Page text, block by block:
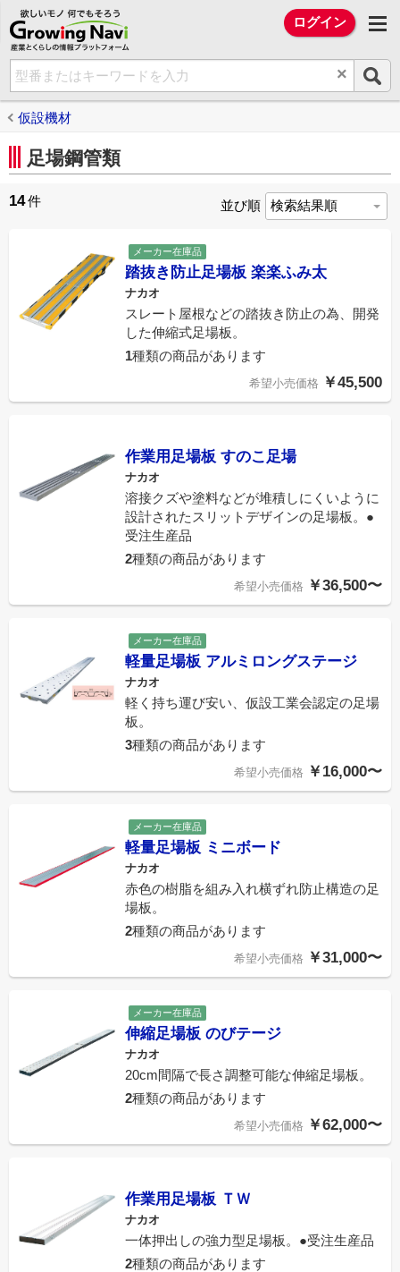
欲しいモノ 何でもそろう Growing Navi（
ログイン
×
仮設機材
足場鋼管類
14件 並び順
メーカー在庫品
踏抜き防止足場板 楽楽ふみ太
ナカオ
スレート屋根などの踏抜き防止の為、開発
した伸縮式足場板。
1種類の商品があります
希望小売価格 ￥45,500
作業用足場板 すのこ足場
ナカオ
溶接クズや塗料などが堆積しにくいように
設計されたスリットデザインの足場板。●
受注生産品
2種類の商品があります
希望小売価格 ￥36,500〜
メーカー在庫品
軽量足場板 アルミロングステージ
ナカオ
軽く持ち運び安い、仮設工業会認定の足場
板。
3種類の商品があります
希望小売価格 ￥16,000〜
メーカー在庫品
軽量足場板 ミニボード
ナカオ
赤色の樹脂を組み入れ横ずれ防止構造の足
場板。
2種類の商品があります
希望小売価格 ￥31,000〜
メーカー在庫品
伸縮足場板 のびテージ
ナカオ
20cm間隔で長さ調整可能な伸縮足場板。
2種類の商品があります
希望小売価格 ￥62,000〜
作業用足場板 ＴＷ
ナカオ
一体押出しの強力型足場板。●受注生産品
2種類の商品があります